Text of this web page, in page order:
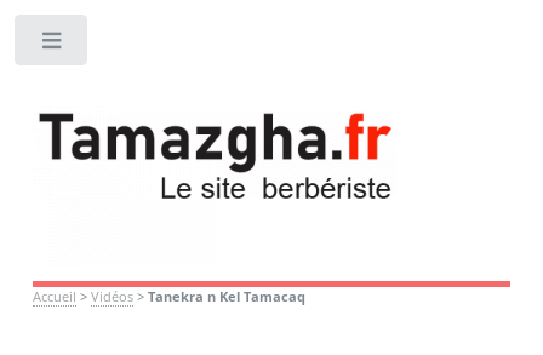
Accueil > Vidéos> Tanekra n Kel Tamacaq